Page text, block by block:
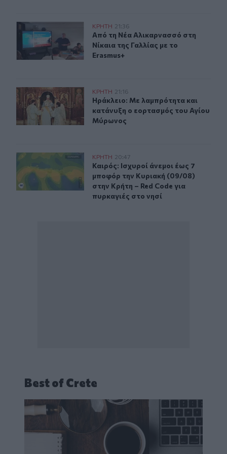
Από τη Νέα Αλικαρνασσό στη Νίκαια της Γαλλίας με το
ΚΡΗΤΗ 21:36
Από τη Νέα Αλικαρνασσό στη
Από τη Νέα Αλικαρνασσό στη
Νίκαια της Γαλλίας με το
Erasmus+
Ηράκλειο: Με λαμπρότητα και κατάνυξη ο εορτασμός
ΚΡΗΤΗ 21:16
Ηράκλειο: Με λαμπρότητα και
Ηράκλειο: Με λαμπρότητα και
κατάνυξη ο εορτασμός του Αγίου
Μύρωνος
Καιρός: Ισχυροί άνεμοι έως 7 μποφόρ την Κυριακή
ΚΡΗΤΗ 20:47
Καιρός: Ισχυροί άνεμοι έως 7
Καιρός: Ισχυροί άνεμοι έως 7
μποφόρ την Κυριακή (09/08)
στην Κρήτη – Red Code για
πυρκαγιές στο νησί
Best of Crete